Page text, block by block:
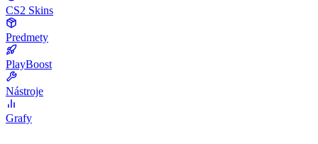
CS2 Skins
Predmety
PlayBoost
Nástroje
Grafy